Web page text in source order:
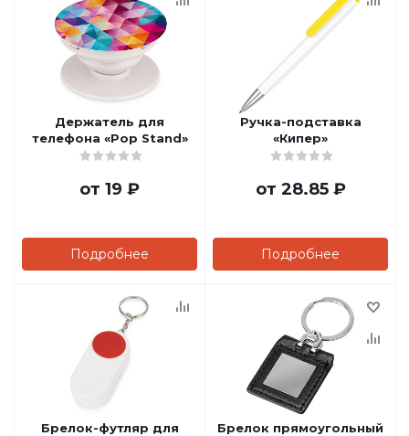
Держатель для
телефона «Pop Stand»
от 19 ₽
Подробнее
Ручка-подставка
«Кипер»
от 28.85 ₽
Подробнее
Брелок-футляр для
Брелок прямоугольный